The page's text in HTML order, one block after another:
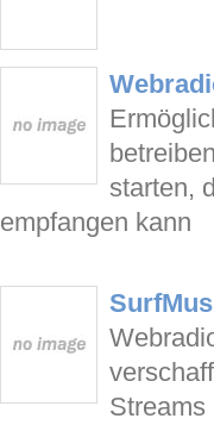
starten,
empfangen kann
Streams